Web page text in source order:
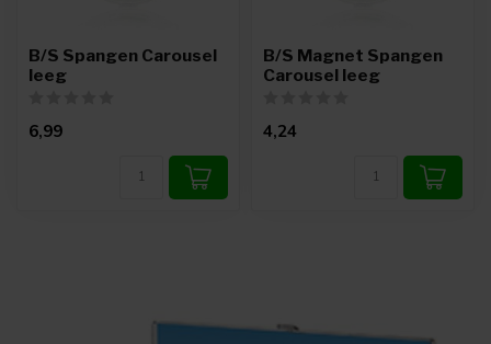
B/S Spangen Carousel
leeg
6,99
B/S Magnet Spangen
Carousel leeg
4,24